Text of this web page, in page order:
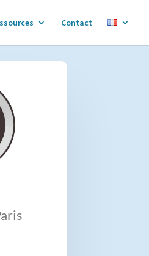
Contact